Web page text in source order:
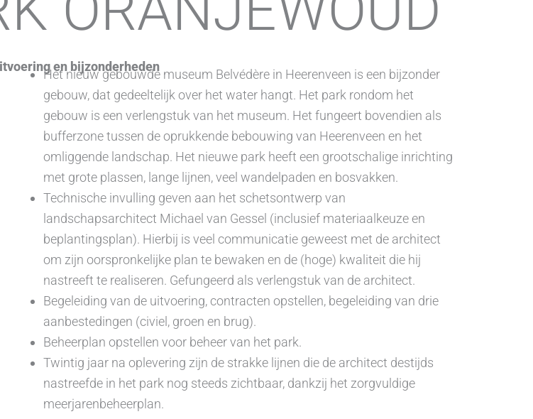
en bijzonderheden
Het nieuw gebouwde museum Belvédère in Heerenveen is een bijzonder
gebouw, dat gedeeltelijk over het water hangt. Het park rondom het
gebouw is een verlengstuk van het museum. Het fungeert bovendien als
bufferzone tussen de oprukkende bebouwing van Heerenveen en het
omliggende landschap. Het nieuwe park heeft een grootschalige inrichting
met grote plassen, lange lijnen, veel wandelpaden en bosvakken.
Technische invulling geven aan het schetsontwerp van
landschapsarchitect Michael van Gessel (inclusief materiaalkeuze en
beplantingsplan). Hierbij is veel communicatie geweest met de architect
om zijn oorspronkelijke plan te bewaken en de (hoge) kwaliteit die hij
nastreeft te realiseren. Gefungeerd als verlengstuk van de architect.
Begeleiding van de uitvoering, contracten opstellen, begeleiding van drie
aanbestedingen (civiel, groen en brug).
Beheerplan opstellen voor beheer van het park.
Twintig jaar na oplevering zijn de strakke lijnen die de architect destijds
nastreefde in het park nog steeds zichtbaar, dankzij het zorgvuldige
meerjarenbeheerplan.